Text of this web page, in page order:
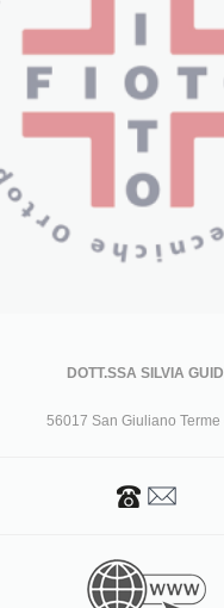
DOTT.SSA SILVIA GUIDI
56017 San Giuliano Terme